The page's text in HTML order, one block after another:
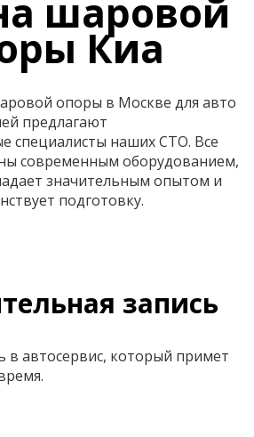
шаровой
Киа
опоры в Москве для авто
предлагают
специалисты наших СТО. Все
современным оборудованием,
значительным опытом и
подготовку.
запись
автосервис, который примет